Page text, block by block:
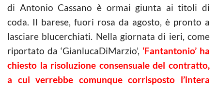
di Antonio Cassano è ormai giunta ai titoli di
coda. Il barese, fuori rosa da agosto, è pronto a
lasciare blucerchiati. Nella giornata di ieri, come
riportato da ‘GianlucaDiMarzio’, ‘Fantantonio’ ha
chiesto la risoluzione consensuale del contratto,
a cui verrebbe comunque corrisposto l’intera